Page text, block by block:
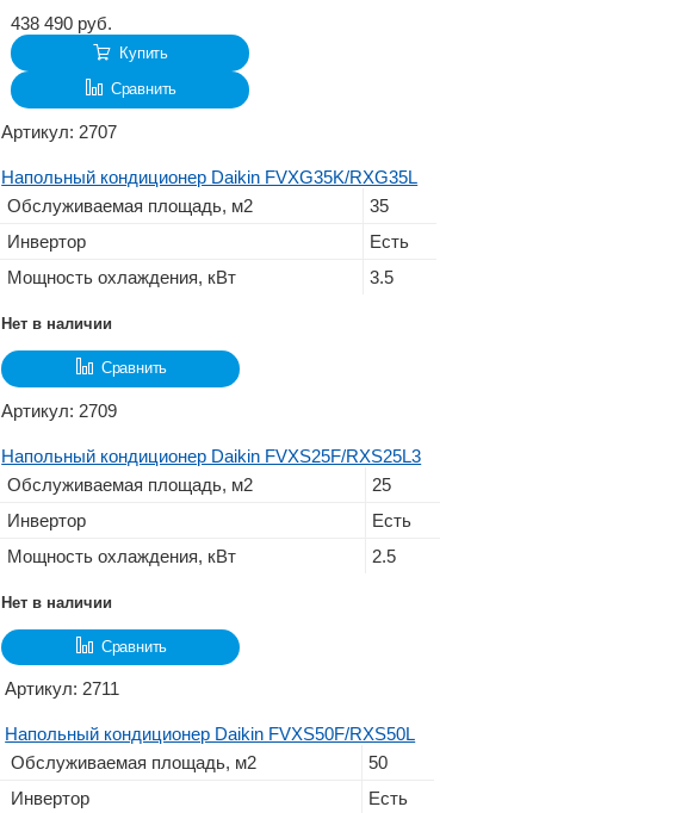
438 490 руб.
Купить
Сравнить
Артикул: 2707
Напольный кондиционер Daikin FVXG35K/RXG35L
Обслуживаемая площадь, м2
35
Инвертор
Есть
Мощность охлаждения, кВт
3.5
Нет в наличии
Сравнить
Артикул: 2709
Напольный кондиционер Daikin FVXS25F/RXS25L3
Обслуживаемая площадь, м2
25
Инвертор
Есть
Мощность охлаждения, кВт
2.5
Нет в наличии
Сравнить
Артикул: 2711
Напольный кондиционер Daikin FVXS50F/RXS50L
Обслуживаемая площадь, м2
50
Инвертор
Есть